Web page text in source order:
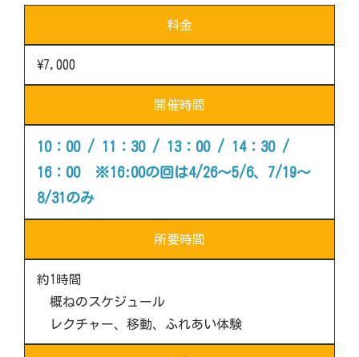
料金
\7,000
開催時間
10：00 / 11：30 / 13：00 / 14：30 /
16：00 ※16:00の回は4/26～5/6、7/19～
8/31のみ
所要時間
約1時間
概ねのスケジュール
レクチャー、移動、ふれあい体験